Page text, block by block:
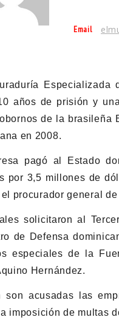
Email
años de prisión y
de la brasileña
en 2008.
pagó al Estado
por 3,5 millones de
procurador general
solicitaron al
de Defensa
especiales de la
Hernández.
son acusadas las
imposición de multas